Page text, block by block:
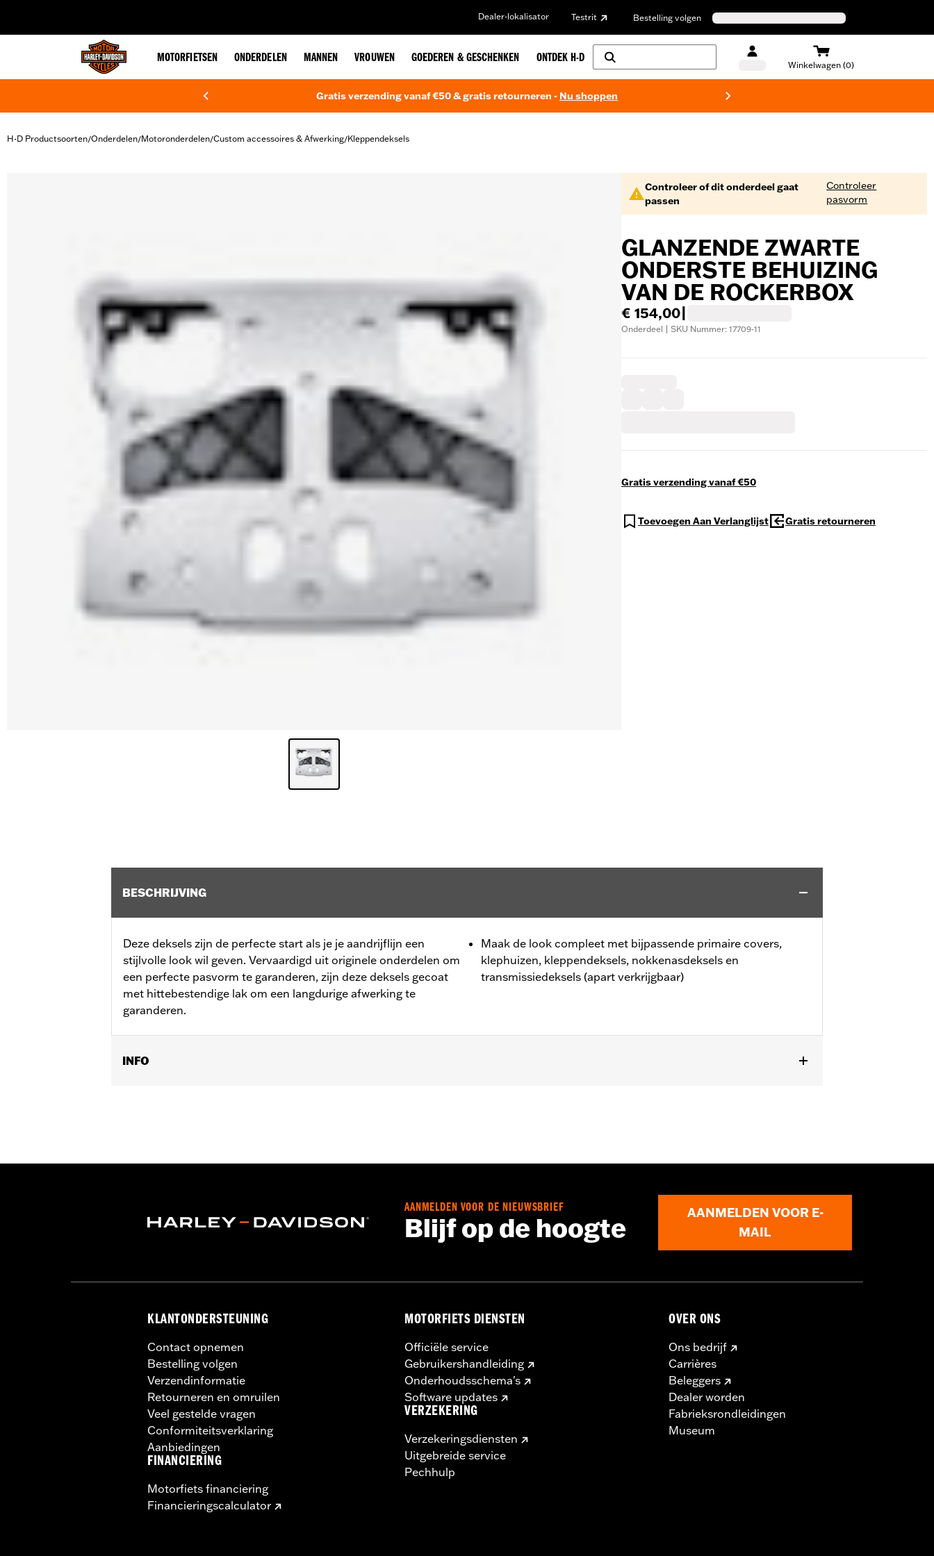
Dealer-lokalisator Testrit Bestelling volgen
MOTORFIETSEN ONDERDELEN MANNEN VROUWEN GOEDEREN & GESCHENKEN ONTDEK H-D
Winkelwagen (0)
Gratis verzending vanaf €50 & gratis retourneren - Nu shoppen
H-D Productsoorten/Onderdelen/Motoronderdelen/Custom accessoires & Afwerking/Kleppendeksels
Controleer of dit onderdeel gaat
passen
Controleer
pasvorm
GLANZENDE ZWARTE
ONDERSTE BEHUIZING
VAN DE ROCKERBOX
€ 154,00
Onderdeel | SKU Nummer: 17709-11
Gratis verzending vanaf €50
Toevoegen Aan Verlanglijst Gratis retourneren
BESCHRIJVING
Deze deksels zijn de perfecte start als je je aandrijflijn een
stijlvolle look wil geven. Vervaardigd uit originele onderdelen om
een perfecte pasvorm te garanderen, zijn deze deksels gecoat
met hittebestendige lak om een langdurige afwerking te
garanderen.
Maak de look compleet met bijpassende primaire covers,
klephuizen, kleppendeksels, nokkenasdeksels en
transmissiedeksels (apart verkrijgbaar)
INFO
NOTITIES:Bij het verwijderen en installeren van kleppendeksels moeten misschien nieuwe pakkingen worden geplaatst. Vraag je dealer
AANMELDEN VOOR DE NIEUWSBRIEF
Blijf op de hoogte
AANMELDEN VOOR E-
MAIL
KLANTONDERSTEUNING
Contact opnemen
Bestelling volgen
Verzendinformatie
Retourneren en omruilen
Veel gestelde vragen
Conformiteitsverklaring
Aanbiedingen
FINANCIERING
Motorfiets financiering
Financieringscalculator
MOTORFIETS DIENSTEN
Officiële service
Gebruikershandleiding
Onderhoudsschema's
Software updates
VERZEKERING
Verzekeringsdiensten
Uitgebreide service
Pechhulp
OVER ONS
Ons bedrijf
Carrières
Beleggers
Dealer worden
Fabrieksrondleidingen
Museum